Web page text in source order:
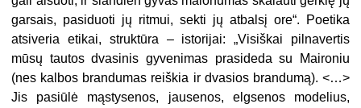
garsais, pasiduoti jų ritmui, sekti jų atbalsį ore“. Poetika
atsiveria etikai, struktūra – istorijai: „Visiškai pilnavertis
mūsų tautos dvasi­nis gyvenimas prasideda su Maironiu
(nes kalbos brandumas reiškia ir dvasios brandumą). <…>
Jis pasiūlė mąstysenos, jausenos, elgsenos modelius,